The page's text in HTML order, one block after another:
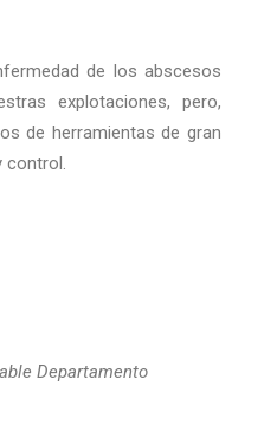
de los abscesos
explotaciones, pero,
de herramientas de gran
control.
Departamento